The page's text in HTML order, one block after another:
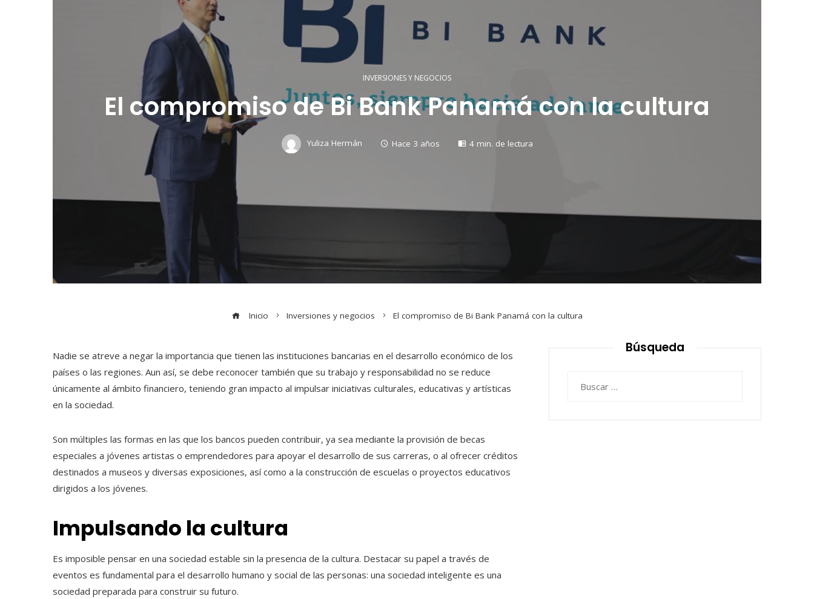
INVERSIONES Y NEGOCIOS
El compromiso de Bi Bank Panamá con la cultura
Yuliza Hermán Hace 3 años 4 min. de lectura
Inicio Inversiones y negocios El compromiso de Bi Bank Panamá con la cultura
Nadie se atreve a negar la importancia que tienen las instituciones bancarias en el desarrollo económico de los
países o las regiones. Aun así, se debe reconocer también que su trabajo y responsabilidad no se reduce
únicamente al ámbito financiero, teniendo gran impacto al impulsar iniciativas culturales, educativas y artísticas
en la sociedad.
Son múltiples las formas en las que los bancos pueden contribuir, ya sea mediante la provisión de becas
especiales a jóvenes artistas o emprendedores para apoyar el desarrollo de sus carreras, o al ofrecer créditos
destinados a museos y diversas exposiciones, así como a la construcción de escuelas o proyectos educativos
dirigidos a los jóvenes.
Impulsando la cultura
Es imposible pensar en una sociedad estable sin la presencia de la cultura. Destacar su papel a través de
eventos es fundamental para el desarrollo humano y social de las personas: una sociedad inteligente es una
sociedad preparada para construir su futuro.
Búsqueda